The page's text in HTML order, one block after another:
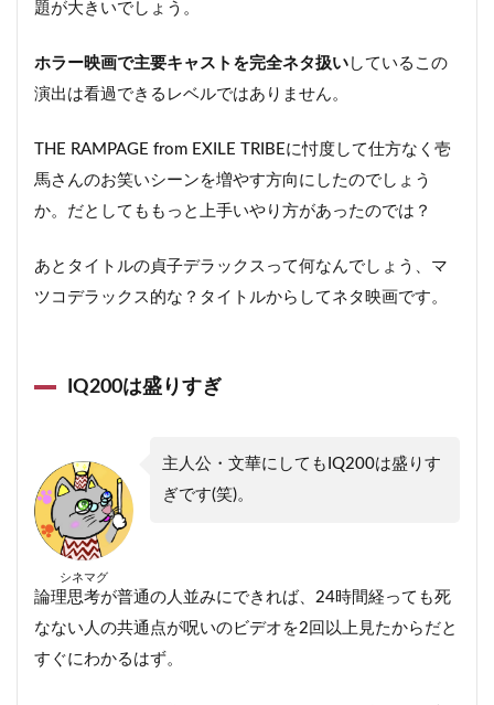
題が大きいでしょう。
ホラー映画で主要キャストを完全ネタ扱い しているこの
演出は看過できるレベルではありません。
THE RAMPAGE from EXILE TRIBEに忖度して仕方なく壱
馬さんのお笑いシーンを増やす方向にしたのでしょう
か。だとしてももっと上手いやり方があったのでは？
あとタイトルの貞子デラックスって何なんでしょう、マ
ツコデラックス的な？タイトルからしてネタ映画です。
IQ200は盛りすぎ
シネマグ
主人公・文華にしてもIQ200は盛りす
ぎです(笑)。
論理思考が普通の人並みにできれば、24時間経っても死
なない人の共通点が呪いのビデオを2回以上見たからだと
すぐにわかるはず。